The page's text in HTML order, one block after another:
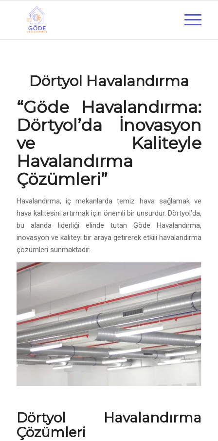
Dörtyol Havalandırma
“Göde Havalandırma:
Dörtyol’da İnovasyon
ve Kaliteyle
Havalandırma
Çözümleri”
Havalandırma, iç mekanlarda temiz hava sağlamak ve
hava kalitesini artırmak için önemli bir unsurdur. Dörtyol’da,
bu alanda liderliği elinde tutan Göde Havalandırma,
inovasyon ve kaliteyi bir araya getirerek etkili havalandırma
çözümleri sunmaktadır.
Dörtyol Havalandırma
Çözümleri